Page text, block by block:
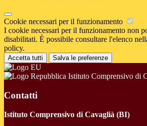
Cookie necessari per il funzionamento
I cookie necessari per il funzionamento non
disabilitati. È possibile consultare l'elenco
policy.
Accetta tutti Salva le preferenze
Istituto Comprensivo di
Contatti
Istituto Comprensivo di Cavaglià (BI)